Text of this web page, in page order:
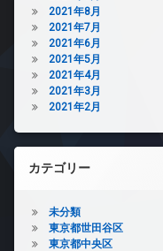
2021年8月
2021年7月
2021年6月
2021年5月
2021年4月
2021年3月
2021年2月
カテゴリー
未分類
東京都世田谷区
東京都中央区